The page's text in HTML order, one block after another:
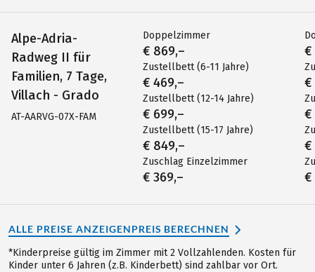
Alpe-Adria-
Radweg II für
Familien, 7 Tage,
Villach - Grado
AT-AARVG-07X-FAM
Doppelzimmer
€ 869,–
Zustellbett (6-11 Jahre)
€ 469,–
Zustellbett (12-14 Jahre)
€ 699,–
Zustellbett (15-17 Jahre)
€ 849,–
Zuschlag Einzelzimmer
€ 369,–
€
€
€
€
€
ALLE PREISE ANZEIGENPREIS BERECHNEN
*Kinderpreise gültig im Zimmer mit 2 Vollzahlenden. Kosten für
Kinder unter 6 Jahren (z.B. Kinderbett) sind zahlbar vor Ort.